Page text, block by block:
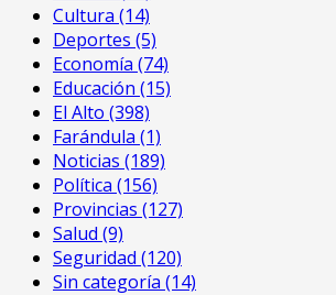
Cultura (14)
Deportes (5)
Economía (74)
Educación (15)
El Alto (398)
Farándula (1)
Noticias (189)
Política (156)
Provincias (127)
Salud (9)
Seguridad (120)
Sin categoría (14)